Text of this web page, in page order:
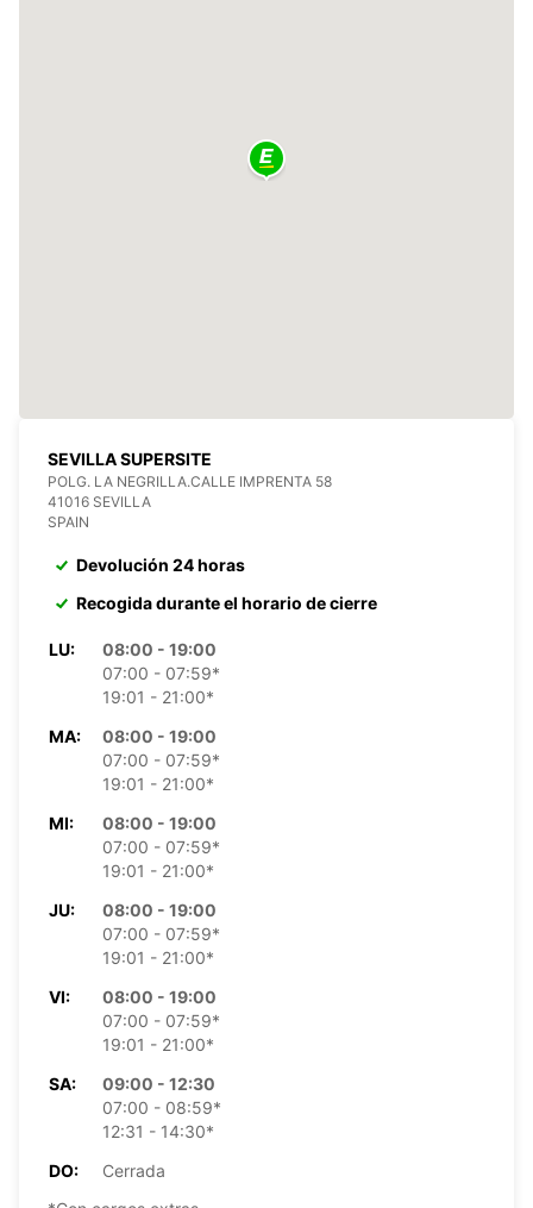
SEVILLA SUPERSITE
POLG. LA NEGRILLA.CALLE IMPRENTA 58
41016 SEVILLA
SPAIN
Devolución 24 horas
Recogida durante el horario de cierre
LU:
08:00 - 19:00
07:00 - 07:59*
19:01 - 21:00*
MA:
08:00 - 19:00
07:00 - 07:59*
19:01 - 21:00*
MI:
08:00 - 19:00
07:00 - 07:59*
19:01 - 21:00*
JU:
08:00 - 19:00
07:00 - 07:59*
19:01 - 21:00*
VI:
08:00 - 19:00
07:00 - 07:59*
19:01 - 21:00*
SA:
09:00 - 12:30
07:00 - 08:59*
12:31 - 14:30*
DO:
Cerrada